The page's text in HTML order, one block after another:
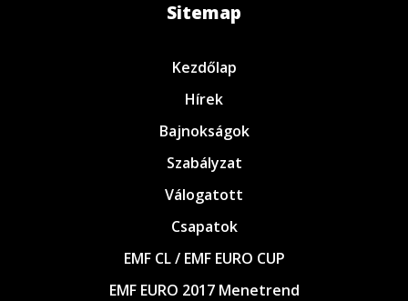
Sitemap
Kezdőlap
Hírek
Bajnokságok
Szabályzat
Válogatott
Csapatok
EMF CL / EMF EURO CUP
EMF EURO 2017 Menetrend